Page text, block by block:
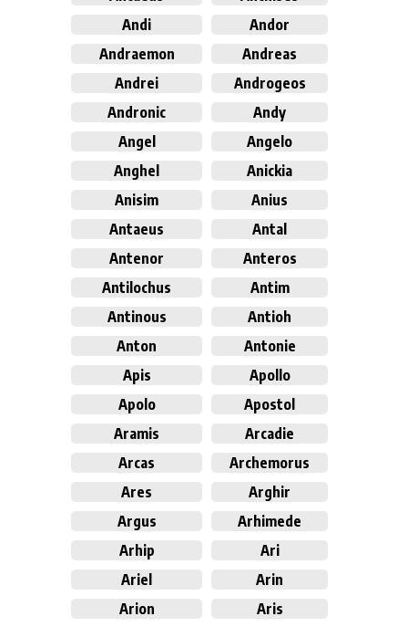
Andi
Andor
Andraemon
Andreas
Andrei
Androgeos
Andronic
Andy
Angel
Angelo
Anghel
Anickia
Anisim
Anius
Antaeus
Antal
Antenor
Anteros
Antilochus
Antim
Antinous
Antioh
Anton
Antonie
Apis
Apollo
Apolo
Apostol
Aramis
Arcadie
Arcas
Archemorus
Ares
Arghir
Argus
Arhimede
Arhip
Ari
Ariel
Arin
Arion
Aris